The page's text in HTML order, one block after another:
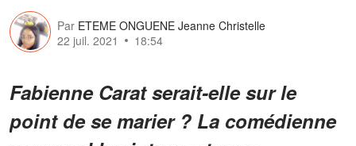
Par ETEME ONGUENE Jeanne Christelle
22 juil. 2021
18:54
Fabienne Carat serait-elle sur le
point de se marier ? La comédienne